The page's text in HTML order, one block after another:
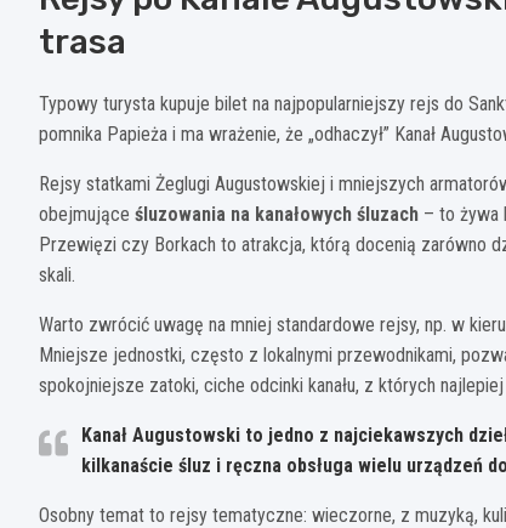
trasa
Typowy turysta kupuje bilet na najpopularniejszy rejs do
pomnika Papieża i ma wrażenie, że „odhaczył” Kanał
Rejsy statkami Żeglugi Augustowskiej i mniejszych
obejmujące śluzowania na kanałowych śluzach – to żywa
Przewięzi czy Borkach to atrakcja, którą docenią zarówno
skali.
Warto zwrócić uwagę na mniej standardowe rejsy, np. w
Mniejsze jednostki, często z lokalnymi przewodnikami,
spokojniejsze zatoki, ciche odcinki kanału, z których
Kanał Augustowski to jedno z najciekawszych
kilkanaście śluz i ręczna obsługa wielu urządzeń
Osobny temat to rejsy tematyczne: wieczorne, z muzyką,